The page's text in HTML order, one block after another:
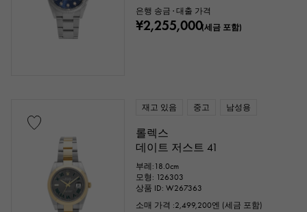
은행 송금 · 대출 가격
¥2,255,000(세금 포함)
재고 있음 중고 남성용
롤렉스
데이트 저스트 41
부레:18.0cm
모형: 126303
상품 ID: W267363
소매 가격 :2,499,200엔 (세금 포함)